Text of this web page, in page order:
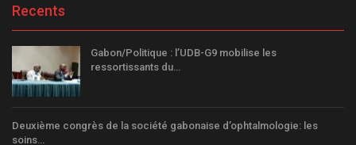
Recents
Gabon/Politique : l’UDB-G9 mobilise les
ressortissants du…
Deuxième congrès de la société gabonaise d’ophtalmologie: les
soins…